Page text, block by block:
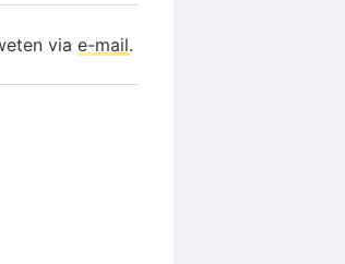
via e-mail.